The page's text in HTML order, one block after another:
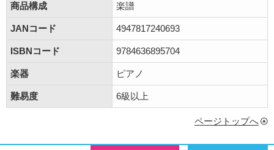
商品構成 楽譜
JANコード 4947817240693
ISBNコード 9784636895704
楽器 ピアノ
難易度 6級以上
ページトップへ